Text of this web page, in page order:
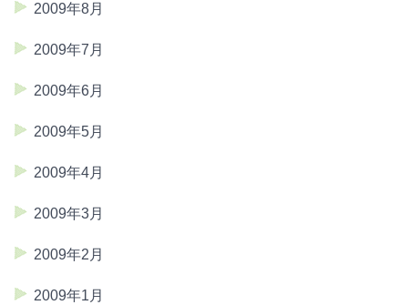
2009年8月
2009年7月
2009年6月
2009年5月
2009年4月
2009年3月
2009年2月
2009年1月